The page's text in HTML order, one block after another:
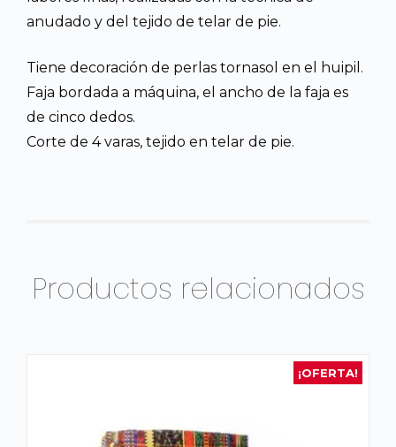
anudado y del tejido de telar de pie.
Tiene decoración de perlas tornasol en el huipil.
Faja bordada a máquina, el ancho de la faja es
de cinco dedos.
Corte de 4 varas, tejido en telar de pie.
Productos relacionados
¡OFERTA!